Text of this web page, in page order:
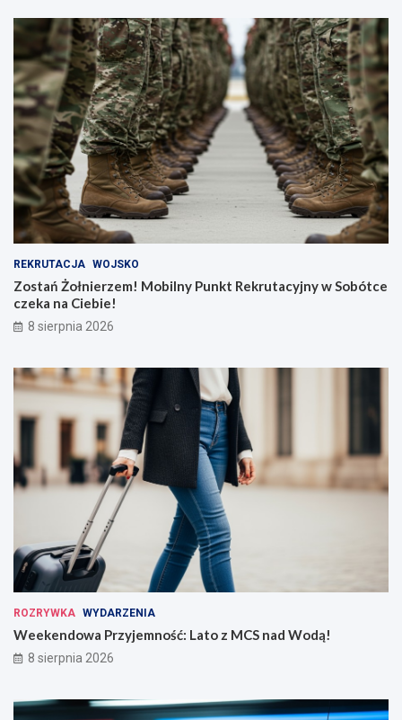
REKRUTACJA WOJSKO
Zostań Żołnierzem! Mobilny Punkt Rekrutacyjny w Sobótce
czeka na Ciebie!
8 sierpnia 2026
ROZRYWKA WYDARZENIA
Weekendowa Przyjemność: Lato z MCS nad Wodą!
8 sierpnia 2026